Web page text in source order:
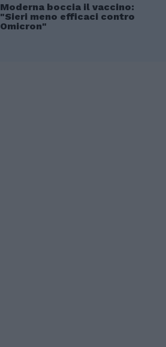
Moderna boccia il vaccino:
"Sieri meno efficaci contro
Omicron"